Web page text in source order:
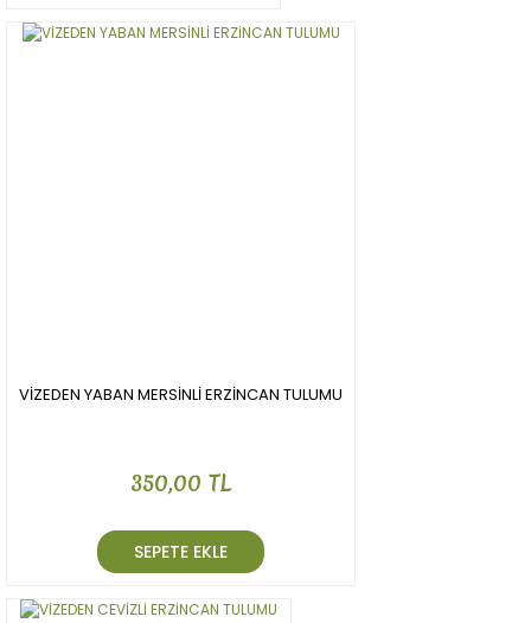
VİZEDEN YABAN MERSİNLİ ERZİNCAN TULUMU
350,00 TL
SEPETE EKLE